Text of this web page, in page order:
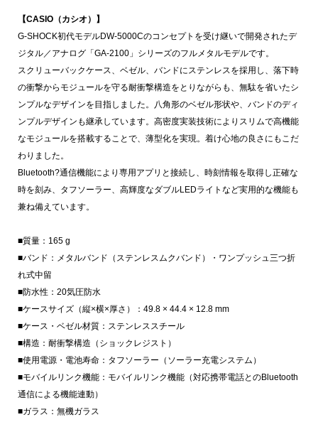
【CASIO（カシオ）】
G-SHOCK初代モデルDW-5000Cのコンセプトを受け継いで開発されたデ
ジタル／アナログ「GA-2100」シリーズのフルメタルモデルです。
スクリューバックケース、ベゼル、バンドにステンレスを採用し、落下時
の衝撃からモジュールを守る耐衝撃構造をとりながらも、無駄を省いたシ
ンプルなデザインを目指しました。八角形のベゼル形状や、バンドのディ
ンプルデザインも継承しています。高密度実装技術によりスリムで高機能
なモジュールを搭載することで、薄型化を実現。着け心地の良さにもこだ
わりました。
Bluetooth?通信機能により専用アプリと接続し、時刻情報を取得し正確な
時を刻み、タフソーラー、高輝度なダブルLEDライトなど実用的な機能も
兼ね備えています。
■質量：165 g
■バンド：メタルバンド（ステンレスムクバンド）・ワンプッシュ三つ折
れ式中留
■防水性：20気圧防水
■ケースサイズ（縦×横×厚さ）：49.8 × 44.4 × 12.8 mm
■ケース・ベゼル材質：ステンレススチール
■構造：耐衝撃構造（ショックレジスト）
■使用電源・電池寿命：タフソーラー（ソーラー充電システム）
■モバイルリンク機能：モバイルリンク機能（対応携帯電話とのBluetooth
通信による機能連動）
■ガラス：無機ガラス